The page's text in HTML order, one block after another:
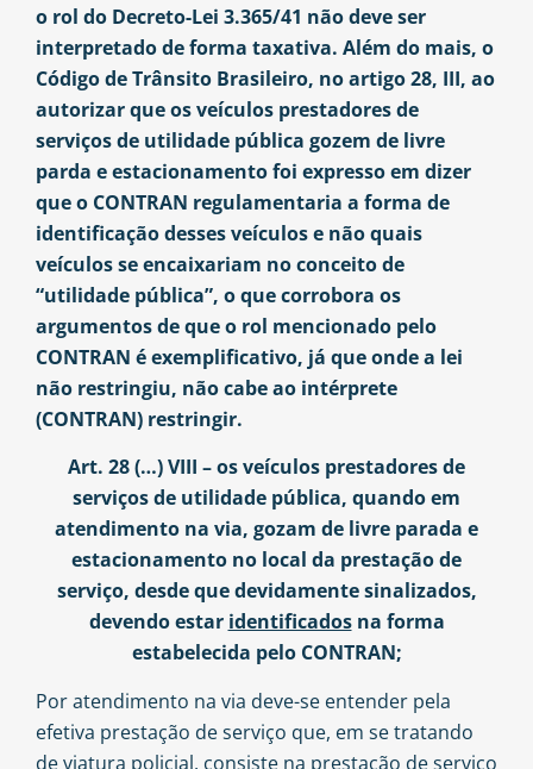
o rol do Decreto-Lei 3.365/41 não deve ser
interpretado de forma taxativa. Além do mais, o
Código de Trânsito Brasileiro, no artigo 28, III, ao
autorizar que os veículos prestadores de
serviços de utilidade pública gozem de livre
parda e estacionamento foi expresso em dizer
que o CONTRAN regulamentaria a forma de
identificação desses veículos e não quais
veículos se encaixariam no conceito de
“utilidade pública”, o que corrobora os
argumentos de que o rol mencionado pelo
CONTRAN é exemplificativo, já que onde a lei
não restringiu, não cabe ao intérprete
(CONTRAN) restringir.
Art. 28 (…) VIII – os veículos prestadores de
serviços de utilidade pública, quando em
atendimento na via, gozam de livre parada e
estacionamento no local da prestação de
serviço, desde que devidamente sinalizados,
devendo estar identificadosna forma
estabelecida pelo CONTRAN;
Por atendimento na via deve-se entender pela
efetiva prestação de serviço que, em se tratando
de viatura policial, consiste na prestação de serviço